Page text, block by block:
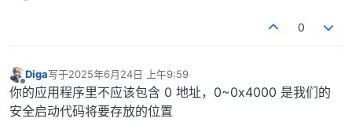
0
离线
Diga写于2025年6月24日 上午9:59
最后由 编辑
你的应用程序里不应该包含 0 地址，0~0x4000 是我们的
安全启动代码将要存放的位置